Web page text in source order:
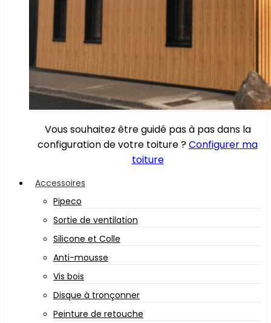
Vous souhaitez être guidé pas à pas dans la
configuration de votre toiture ?Configurer ma
toiture
Accessoires
Pipeco
Sortie de ventilation
Silicone et Colle
Anti-mousse
Vis bois
Disque à tronçonner
Peinture de retouche